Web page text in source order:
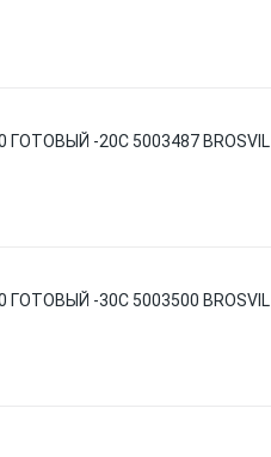
-20С 5003487 BROSVIL
-30С 5003500 BROSVIL